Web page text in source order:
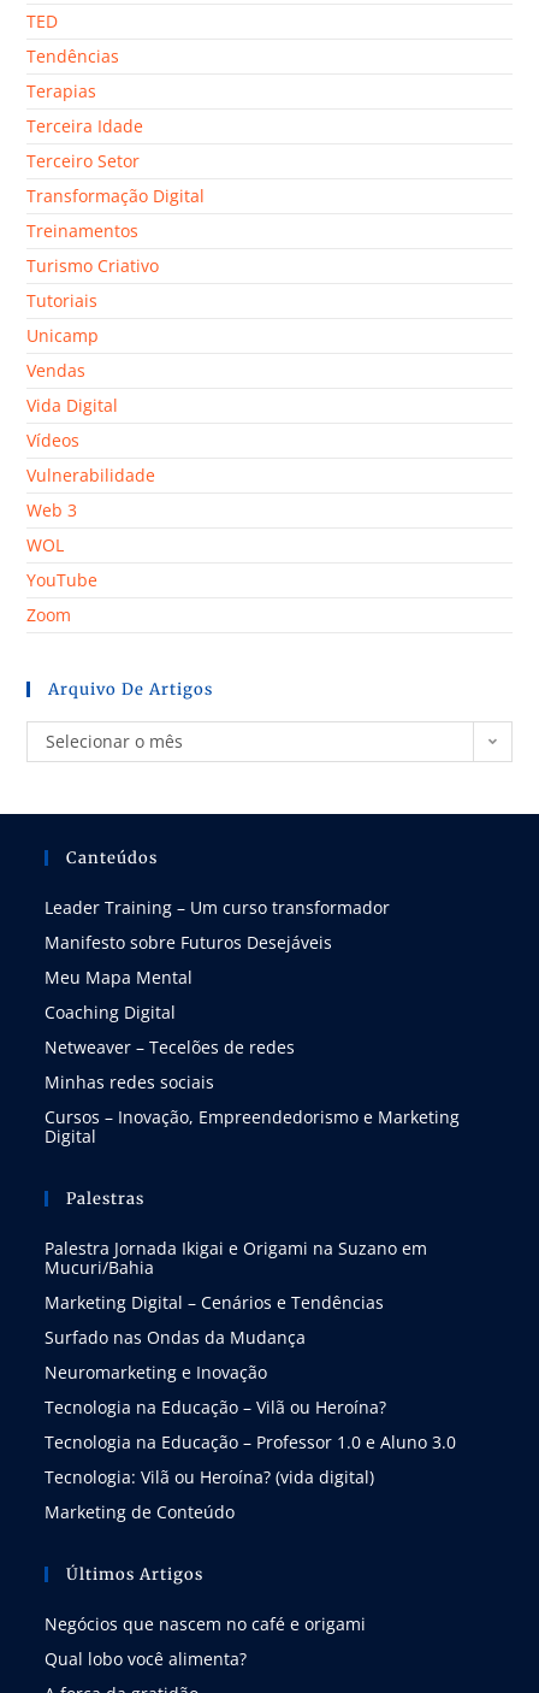
TED
Tendências
Terapias
Terceira Idade
Terceiro Setor
Transformação Digital
Treinamentos
Turismo Criativo
Tutoriais
Unicamp
Vendas
Vida Digital
Vídeos
Vulnerabilidade
Web 3
WOL
YouTube
Zoom
Arquivo De Artigos
Selecionar o mês
Canteúdos
Leader Training – Um curso transformador
Manifesto sobre Futuros Desejáveis
Meu Mapa Mental
Coaching Digital
Netweaver – Tecelões de redes
Minhas redes sociais
Cursos – Inovação, Empreendedorismo e Marketing
Digital
Palestras
Palestra Jornada Ikigai e Origami na Suzano em
Mucuri/Bahia
Marketing Digital – Cenários e Tendências
Surfado nas Ondas da Mudança
Neuromarketing e Inovação
Tecnologia na Educação – Vilã ou Heroína?
Tecnologia na Educação – Professor 1.0 e Aluno 3.0
Tecnologia: Vilã ou Heroína? (vida digital)
Marketing de Conteúdo
Últimos Artigos
Negócios que nascem no café e origami
Qual lobo você alimenta?